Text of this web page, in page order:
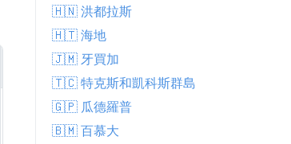
週三 12. 8月
🇭🇳 洪都拉斯
🇭🇹 海地
🇯🇲 牙買加
🇹🇨 特克斯和凱科斯群島
🇬🇵 瓜德羅普
🇧🇲 百慕大